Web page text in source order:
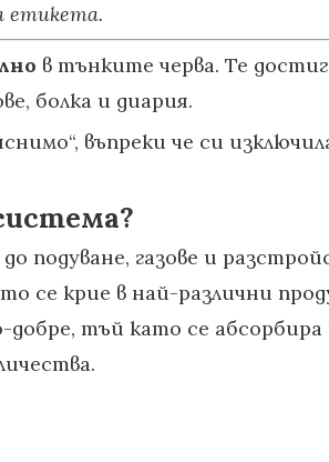
етикета.
в тънките черва. Те
болка и диария.
въпреки че си
подуване, газове и
се крие в най-различни
тъй като се абсорбира